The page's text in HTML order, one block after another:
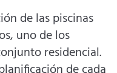
de las piscinas
uno de los
residencial.